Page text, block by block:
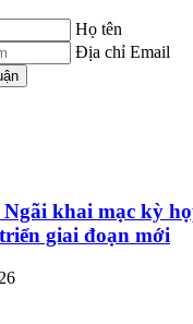
Họ tên
Địa chỉ Email
khai mạc kỳ
giai đoạn mới